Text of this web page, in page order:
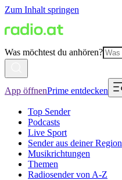
Zum Inhalt springen
Was möchtest du anhören?
App öffnenPrime entdecken
Top Sender
Podcasts
Live Sport
Sender aus deiner Region
Musikrichtungen
Themen
Radiosender von A-Z